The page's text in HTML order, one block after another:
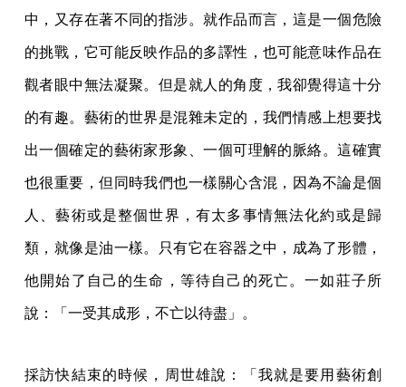
中，又存在著不同的指涉。就作品而言，這是一個危險
的挑戰，它可能反映作品的多譯性，也可能意味作品在
觀者眼中無法凝聚。但是就人的角度，我卻覺得這十分
的有趣。藝術的世界是混雜未定的，我們情感上想要找
出一個確定的藝術家形象、一個可理解的脈絡。這確實
也很重要，但同時我們也一樣關心含混，因為不論是個
人、藝術或是整個世界，有太多事情無法化約或是歸
類，就像是油一樣。只有它在容器之中，成為了形體，
他開始了自己的生命，等待自己的死亡。一如莊子所
說：「一受其成形，不亡以待盡」。
採訪快結束的時候，周世雄說：「我就是要用藝術創